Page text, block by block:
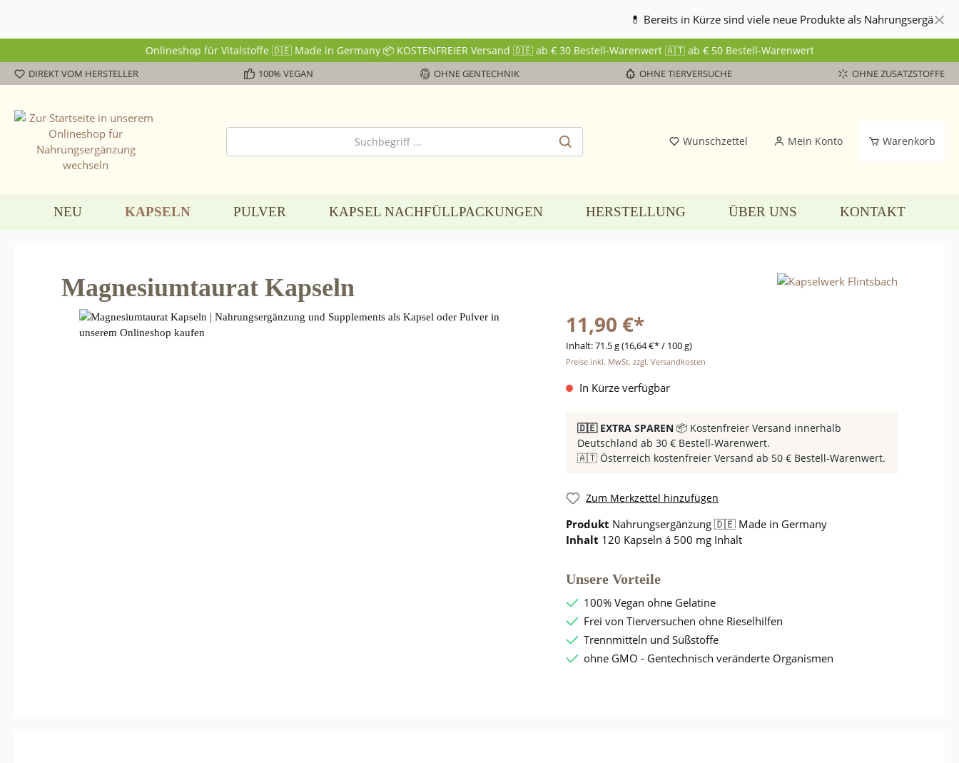
💊 Bereits in Kürze sind viele neue Produkte als Nahrungsergänzung und
Onlineshop für Vitalstoffe 🇩🇪 Made in Germany 📦 KOSTENFREIER Versand 🇩🇪 ab € 30 Bestell-Warenwert 🇦🇹 ab € 50 Bestell-Warenwert
DIREKT VOM HERSTELLER 100% VEGAN OHNE GENTECHNIK OHNE TIERVERSUCHE OHNE ZUSATZSTOFFE
Wunschzettel Mein Konto Warenkorb
NEU KAPSELN PULVER KAPSEL NACHFÜLLPACKUNGEN HERSTELLUNG ÜBER UNS KONTAKT
Magnesiumtaurat Kapseln
11,90 €*
Inhalt:71.5 g(16,64 €* / 100 g)
Preise inkl. MwSt. zzgl. Versandkosten
In Kürze verfügbar
🇩🇪 EXTRA SPAREN 📦 Kostenfreier Versand innerhalb
Deutschland ab 30 € Bestell-Warenwert.
🇦🇹 Österreich kostenfreier Versand ab 50 € Bestell-Warenwert.
Zum Merkzettel hinzufügen
Produkt Nahrungsergänzung 🇩🇪 Made in Germany
Inhalt 120 Kapseln á 500 mg Inhalt
Unsere Vorteile
100% Vegan ohne Gelatine
Frei von Tierversuchen ohne Rieselhilfen
Trennmitteln und Süßstoffe
ohne GMO - Gentechnisch veränderte Organismen